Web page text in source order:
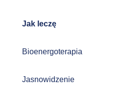
Jak leczę
Bioenergoterapia
Jasnowidzenie